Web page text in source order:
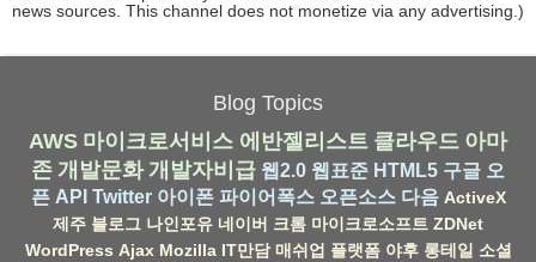
news sources. This channel does not monetize via any advertising.)
Blog Topics
AWS 마이크로서비스 에반젤리스트 클라우드 아마
존 개발문화 개발자비급 웹2.0 웹표준 HTML5 구글 오
픈 API Twitter 아이폰 파이어폭스 오픈소스 다음 ActiveX
제주 블로그 나인포유 네이버 크롬 마이크로소프트 ZDNet
WordPress Ajax Mozilla IT만담 매쉬업 플랫폼 야후 롱테일 소셜